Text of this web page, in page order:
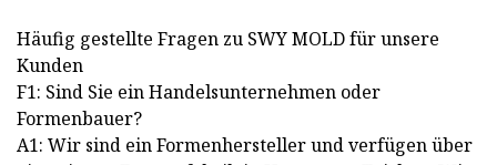
Häufig gestellte Fragen zu SWY MOLD für unsere
Kunden
F1: Sind Sie ein Handelsunternehmen oder
Formenbauer?
A1: Wir sind ein Formenhersteller und verfügen über